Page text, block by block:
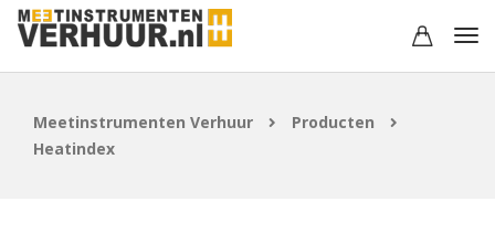
Meetinstrumenten Verhuur
Producten
Heatindex